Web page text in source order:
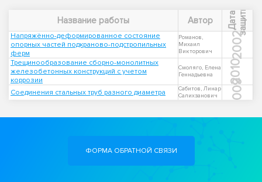
Название работы Автор Д
а
т
а
з
а
щ
и
т ы
Напряжённо-деформированное состояние
опорных частей подкраново-подстропильных
ферм
Романов,
Михаил
Викторович
2002
Трещинообразование сборно-монолитных
железобетонных конструкций с учетом
коррозии
Смоляго, Елена
Геннадьевна
2010
Соединения стальных труб разного диаметра
Сабитов, Линар
Салихзанович
2009
ФОРМА ОБРАТНОЙ СВЯЗИ